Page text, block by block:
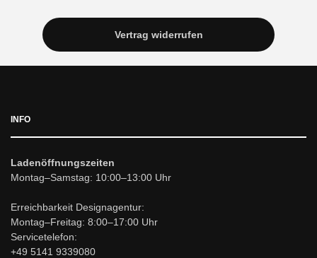
Vertrag widerrufen
INFO
Ladenöffnungszeiten
Montag–Samstag: 10:00–13:00 Uhr
Erreichbarkeit Designagentur:
Montag–Freitag: 8:00–17:00 Uhr
Servicetelefon:
+49 5141 9339080